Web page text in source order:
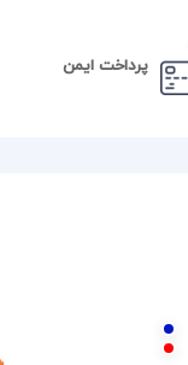
پرداخت ایمن